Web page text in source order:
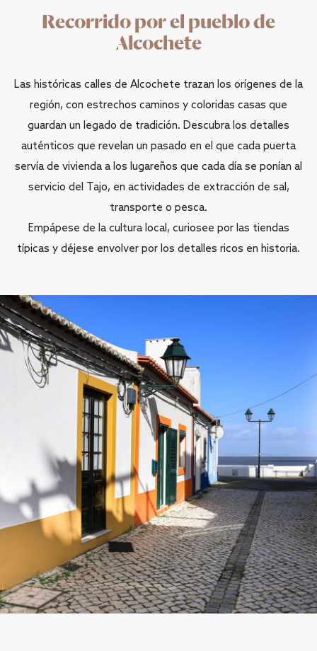
Recorrido por el pueblo de
Alcochete
Las históricas calles de Alcochete trazan los orígenes de la
región, con estrechos caminos y coloridas casas que
guardan un legado de tradición. Descubra los detalles
auténticos que revelan un pasado en el que cada puerta
servía de vivienda a los lugareños que cada día se ponían al
servicio del Tajo, en actividades de extracción de sal,
transporte o pesca.
Empápese de la cultura local, curiosee por las tiendas
típicas y déjese envolver por los detalles ricos en historia.